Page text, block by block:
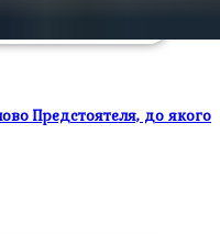
Предстоятеля, до якого